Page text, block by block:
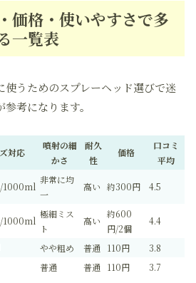
価格・使いやすさで多
一覧表
使うためのスプレーヘッド選びで迷
考になります。
対応
噴射の細
かさ
耐久
性
価格
口コミ
平均
非常に均
一
高い 約300円 4.5
極細ミス
ト
高い
約600
円/2個
4.4
やや粗め 普通 110円
3.8
普通 普通 110円 3.7